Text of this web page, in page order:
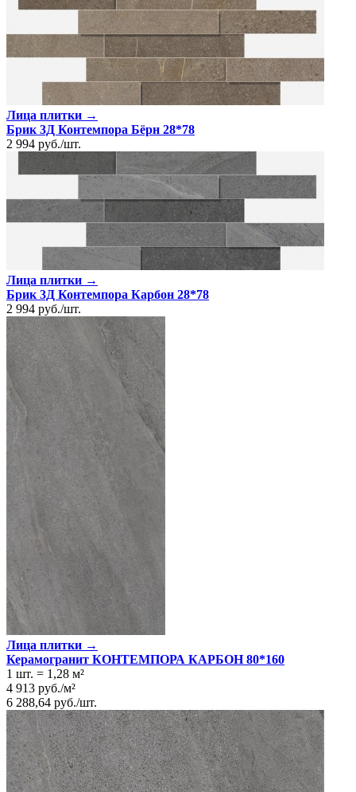
Лица плитки →
Брик 3Д Контемпора Бёрн 28*78
2 994 руб./шт.
Лица плитки →
Брик 3Д Контемпора Карбон 28*78
2 994 руб./шт.
Лица плитки →
Керамогранит КОНТЕМПОРА КАРБОН 80*160
1 шт. = 1,28 м²
4 913 руб./м²
6 288,64 руб./шт.